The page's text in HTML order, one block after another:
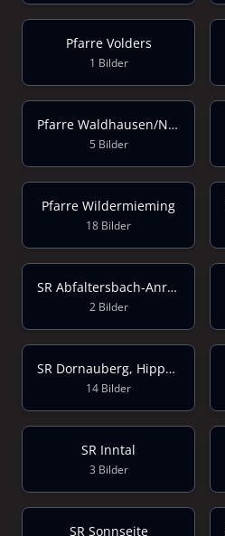
Pfarre Volders
1 Bilder
Pfarre Waldhausen/NÖ.
5 Bilder
Pfarre Wildermieming
18 Bilder
SR Abfaltersbach-Anras-Strassen
2 Bilder
SR Dornauberg, Hippach, Aschau
14 Bilder
SR Inntal
3 Bilder
SR Sonnseite